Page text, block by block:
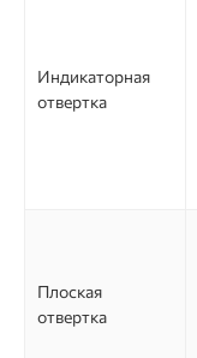
Индикаторная
отвертка
Плоская
отвертка